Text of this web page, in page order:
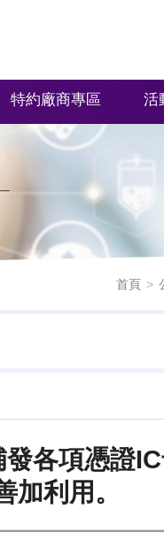
特約廠商專區 活
首頁
各項憑證
利用。